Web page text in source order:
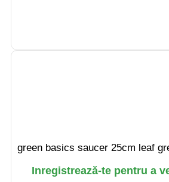
green basics saucer 25cm leaf
Inregistrează-te pentru a